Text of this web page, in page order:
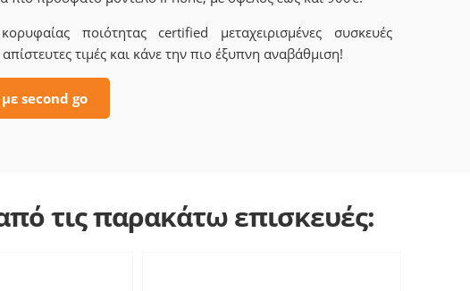
ποιότητας certified μεταχειρισμένες συσκευές
τιμές και κάνε την πιο έξυπνη αναβάθμιση!
second go
τις παρακάτω επισκευές: